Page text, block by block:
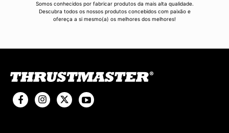
Somos conhecidos por fabricar produtos da mais alta qualidade.
Descubra todos os nossos produtos concebidos com paixão e
ofereça a si mesmo(a) os melhores dos melhores!